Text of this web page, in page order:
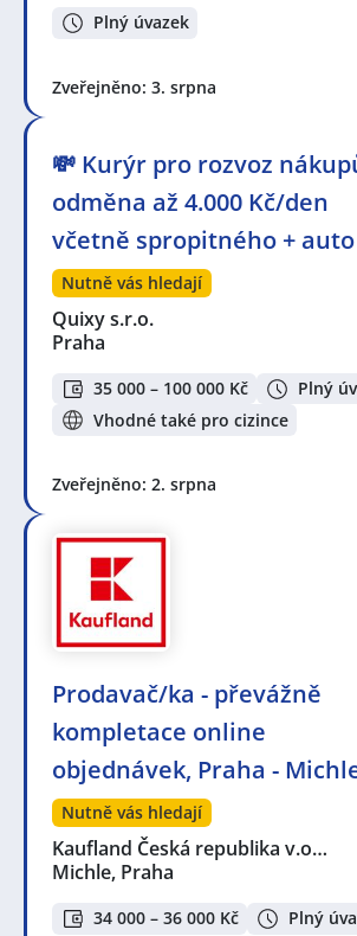
Plný úvazek
Zveřejněno: 3. srpna
💸 Kurýr pro rozvoz
odměna až 4.000 Kč/den
včetně spropitného + auto
Nutně vás hledají
Quixy s.r.o.
Praha
35 000 – 100 000 Kč
Plný
Vhodné také pro cizince
Zveřejněno: 2. srpna
Prodavač/ka - převážně
kompletace online
objednávek, Praha -
Nutně vás hledají
Kaufland Česká republika v.o…
Michle, Praha
34 000 – 36 000 Kč Plný